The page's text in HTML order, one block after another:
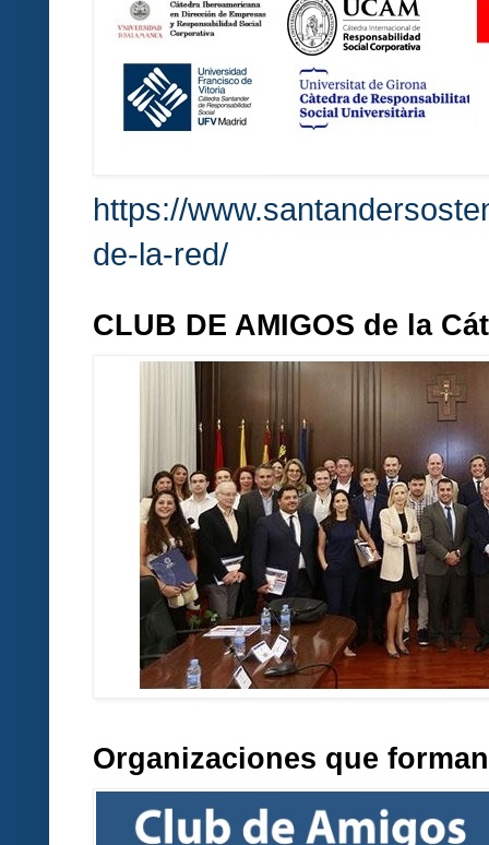
https://
de-la-red/
CLUB DE AMIGOS de la
Organizaciones que